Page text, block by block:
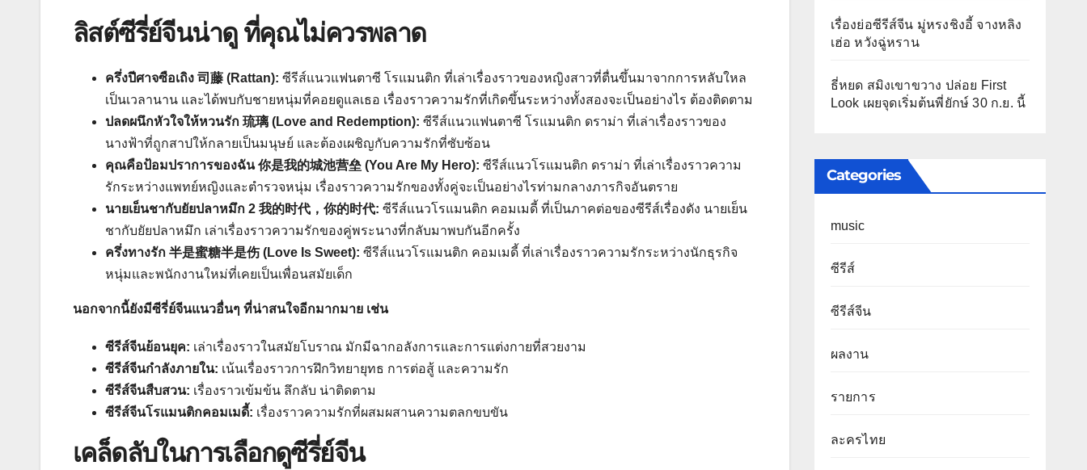
ลิสต์ซีรี่ย์จีนน่าดู ที่คุณไม่ควรพลาด
ครึ่งปีศาจซือเถิง 司藤 (Rattan): ซีรีส์แนวแฟนตาซี โรแมนติก ที่เล่าเรื่องราวของหญิงสาวที่ตื่นขึ้นมาจากการหลับใหล
เป็นเวลานาน และได้พบกับชายหนุ่มที่คอยดูแลเธอ เรื่องราวความรักที่เกิดขึ้นระหว่างทั้งสองจะเป็นอย่างไร ต้องติดตาม
ปลดผนึกหัวใจให้หวนรัก 琉璃 (Love and Redemption): ซีรีส์แนวแฟนตาซี โรแมนติก ดราม่า ที่เล่าเรื่องราวของ
นางฟ้าที่ถูกสาปให้กลายเป็นมนุษย์ และต้องเผชิญกับความรักที่ซับซ้อน
คุณคือป้อมปราการของฉัน 你是我的城池营垒 (You Are My Hero): ซีรีส์แนวโรแมนติก ดราม่า ที่เล่าเรื่องราวความ
รักระหว่างแพทย์หญิงและตำรวจหนุ่ม เรื่องราวความรักของทั้งคู่จะเป็นอย่างไรท่ามกลางภารกิจอันตราย
นายเย็นชากับยัยปลาหมึก 2 我的时代，你的时代: ซีรีส์แนวโรแมนติก คอมเมดี้ ที่เป็นภาคต่อของซีรีส์เรื่องดัง นายเย็น
ชากับยัยปลาหมึก เล่าเรื่องราวความรักของคู่พระนางที่กลับมาพบกันอีกครั้ง
ครึ่งทางรัก 半是蜜糖半是伤 (Love Is Sweet): ซีรีส์แนวโรแมนติก คอมเมดี้ ที่เล่าเรื่องราวความรักระหว่างนักธุรกิจ
หนุ่มและพนักงานใหม่ที่เคยเป็นเพื่อนสมัยเด็ก
นอกจากนี้ยังมีซีรี่ย์จีนแนวอื่นๆ ที่น่าสนใจอีกมากมาย เช่น
ซีรีส์จีนย้อนยุค: เล่าเรื่องราวในสมัยโบราณ มักมีฉากอลังการและการแต่งกายที่สวยงาม
ซีรีส์จีนกำลังภายใน: เน้นเรื่องราวการฝึกวิทยายุทธ การต่อสู้ และความรัก
ซีรีส์จีนสืบสวน: เรื่องราวเข้มข้น ลึกลับ น่าติดตาม
ซีรีส์จีนโรแมนติกคอมเมดี้: เรื่องราวความรักที่ผสมผสานความตลกขบขัน
เคล็ดลับในการเลือกดูซีรี่ย์จีน
เรื่องย่อซีรีส์จีน มู่หรงชิงอี้ จางหลิง
เฮ่อ หวังฉู่หราน
ธี่หยด สมิงเขาขวาง ปล่อย First
Look เผยจุดเริ่มต้นพี่ยักษ์ 30 ก.ย. นี้
Categories
music
ซีรีส์
ซีรีส์จีน
ผลงาน
รายการ
ละครไทย